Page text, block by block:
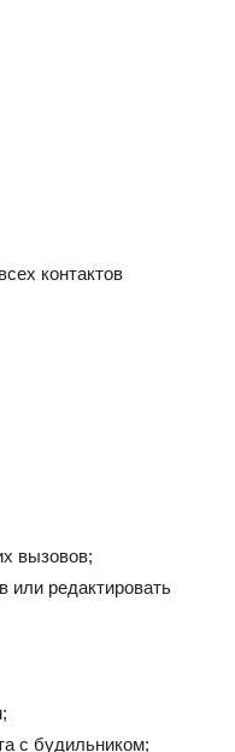
контактов
вызовов;
или редактировать
с будильником;